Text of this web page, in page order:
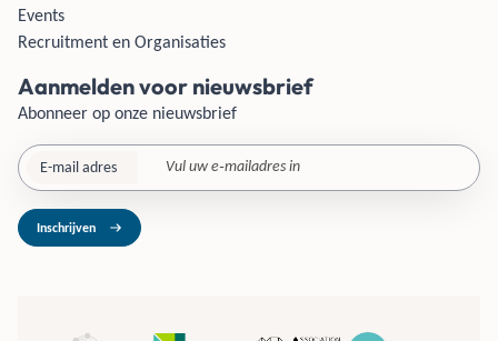
Events
Recruitment en Organisaties
Aanmelden voor nieuwsbrief
Abonneer op onze nieuwsbrief
E-mail adres
Inschrijven